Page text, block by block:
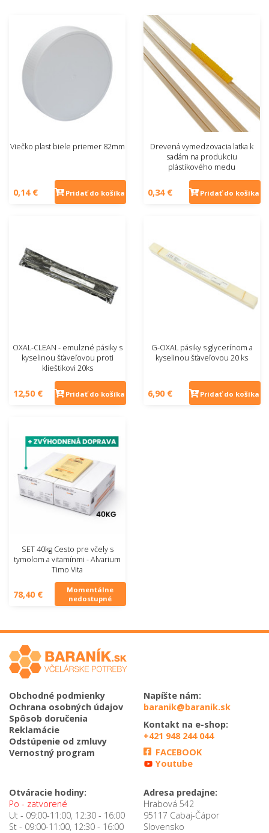
Viečko plast biele priemer 82mm
0,14 € Pridať do košíka
Drevená vymedzovacia latka k
sadám na produkciu
plástikového medu
0,34 € Pridať do košíka
OXAL-CLEAN - emulzné pásiky s
kyselinou šťaveľovou proti
klieštikovi 20ks
12,50 € Pridať do košíka
G-OXAL pásiky s glycerínom a
kyselinou šťaveľovou 20 ks
6,90 € Pridať do košíka
SET 40kg Cesto pre včely s
tymolom a vitamínmi - Alvarium
Timo Vita
78,40 €
Momentálne
nedostupné
Obchodné podmienky
Ochrana osobných údajov
Spôsob doručenia
Reklamácie
Odstúpenie od zmluvy
Vernostný program
Napíšte nám:
baranik@baranik.sk
Kontakt na e-shop:
+421 948 244 044
FACEBOOK
Youtube
Otváracie hodiny:
Po - zatvorené
Ut - 09:00-11:00, 12:30 - 16:00
St - 09:00-11:00, 12:30 - 16:00
Adresa predajne:
Hrabová 542
95117 Cabaj-Čápor
Slovensko